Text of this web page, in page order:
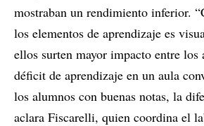
mostraban un rendimiento inferior.
los elementos de aprendizaje es
ellos surten mayor impacto entre los
déficit de aprendizaje en un aula
los alumnos con buenas notas, la
aclara Fiscarelli, quien coordina el